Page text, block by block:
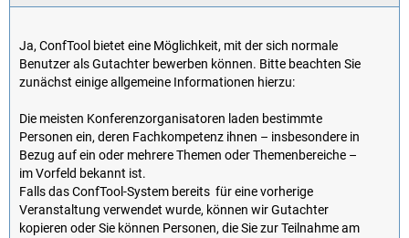
Ja, ConfTool bietet eine Möglichkeit, mit der sich normale
Benutzer als Gutachter bewerben können. Bitte beachten Sie
zunächst einige allgemeine Informationen hierzu:
Die meisten Konferenzorganisatoren laden bestimmte
Personen ein, deren Fachkompetenz ihnen – insbesondere in
Bezug auf ein oder mehrere Themen oder Themenbereiche –
im Vorfeld bekannt ist.
Falls das ConfTool-System bereits für eine vorherige
Veranstaltung verwendet wurde, können wir Gutachter
kopieren oder Sie können Personen, die Sie zur Teilnahme am